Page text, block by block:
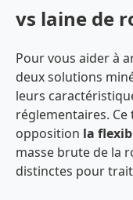
vs laine de
Pour vous aider à
deux solutions
leurs
réglementaires.
opposition la
masse brute de la
distinctes pour